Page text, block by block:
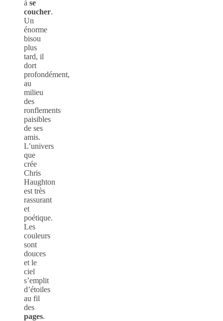
à se
coucher.
Un
énorme
bisou
plus
tard, il
dort
profondément,
au
milieu
des
ronflements
paisibles
de ses
amis.
L’univers
que
crée
Chris
Haughton
est très
rassurant
et
poétique.
Les
couleurs
sont
douces
et le
ciel
s’emplit
d’étoiles
au fil
des
pages.